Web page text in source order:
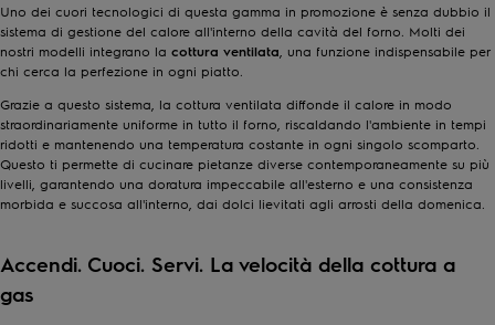
Uno dei cuori tecnologici di questa gamma in promozione è senza dubbio il
sistema di gestione del calore all'interno della cavità del forno. Molti dei
nostri modelli integrano la cottura ventilata , una funzione indispensabile per
chi cerca la perfezione in ogni piatto.
Grazie a questo sistema, la cottura ventilata diffonde il calore in modo
straordinariamente uniforme in tutto il forno, riscaldando l'ambiente in tempi
ridotti e mantenendo una temperatura costante in ogni singolo scomparto.
Questo ti permette di cucinare pietanze diverse contemporaneamente su più
livelli, garantendo una doratura impeccabile all'esterno e una consistenza
morbida e succosa all'interno, dai dolci lievitati agli arrosti della domenica.
Accendi. Cuoci. Servi. La velocità della cottura a
gas